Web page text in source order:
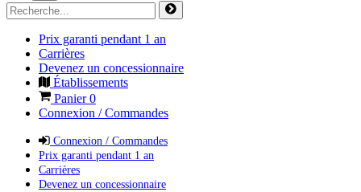
Prix garanti pendant 1 an
Carrières
Devenez un concessionnaire
Établissements
Panier0
Connexion / Commandes
Connexion / Commandes
Prix garanti pendant 1 an
Carrières
Devenez un concessionnaire